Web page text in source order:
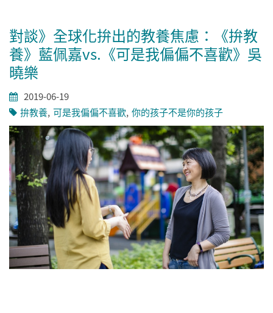
對談》全球化拚出的教養焦慮：《拚教
養》藍佩嘉vs.《可是我偏偏不喜歡》吳
曉樂
2019-06-19
拚教養 可是我偏偏不喜歡 你的孩子不是你的孩子